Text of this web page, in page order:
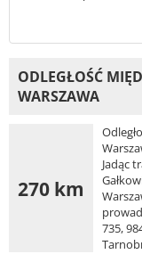
ODLEGŁOŚĆ
WARSZAWA
270 km
Jadąc
735,